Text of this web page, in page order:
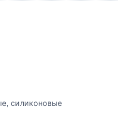
силиконовые